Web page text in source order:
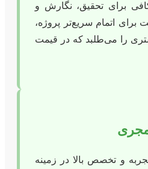
برای تحقیق، نگارش و
اتمام سریع‌تر پروژه،
را می‌طلبد که در قیمت
و تخصص بالا در زمینه